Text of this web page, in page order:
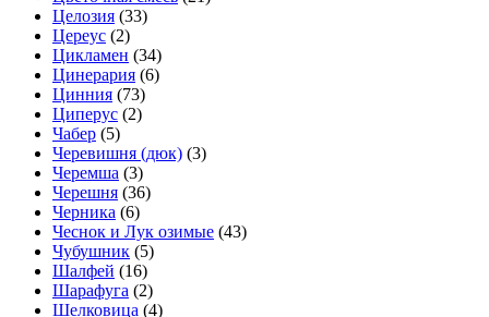
Целозия (33)
Цереус (2)
Цикламен (34)
Цинерария (6)
Цинния (73)
Циперус (2)
Чабер (5)
Черевишня (дюк) (3)
Черемша (3)
Черешня (36)
Черника (6)
Чеснок и Лук озимые (43)
Чубушник (5)
Шалфей (16)
Шарафуга (2)
Шелковица (4)